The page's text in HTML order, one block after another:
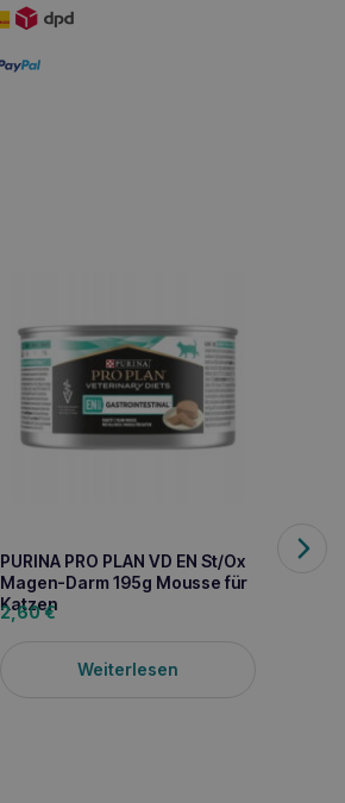
PURINA PRO PLAN VD EN St/Ox
Magen-Darm 195g Mousse für
Katzen
2,60€
Weiterlesen